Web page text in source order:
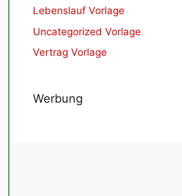
Lebenslauf Vorlage
Uncategorized Vorlage
Vertrag Vorlage
Werbung